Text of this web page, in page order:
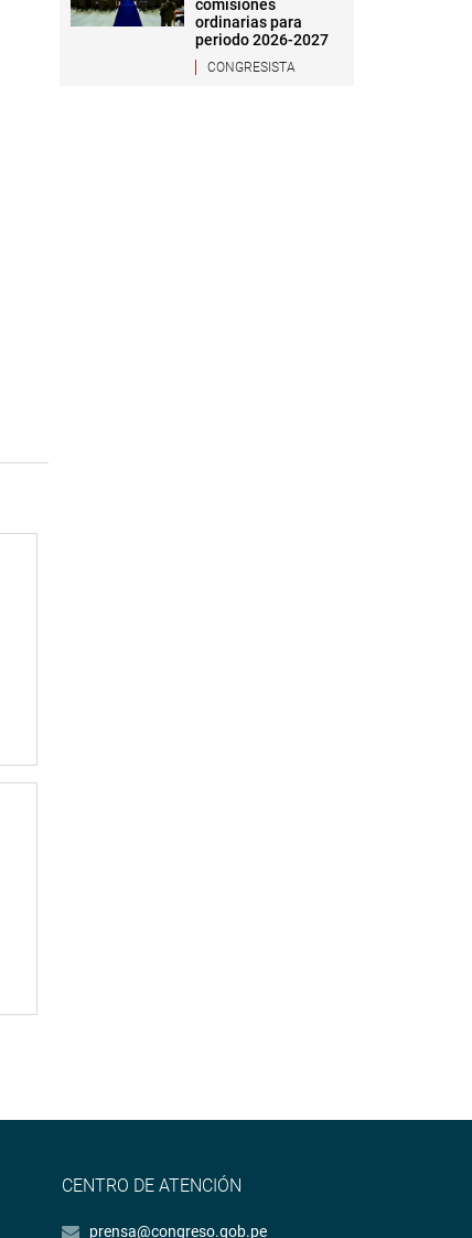
comisiones
ordinarias para
periodo 2026-2027
CONGRESISTA
CENTRO DE ATENCIÓN
prensa@congreso.gob.pe